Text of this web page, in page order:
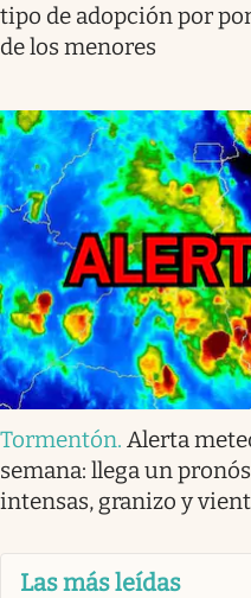
tipo de adopción por
de los menores
Tormentón. Alerta
semana: llega un
intensas, granizo y
Las más leídas